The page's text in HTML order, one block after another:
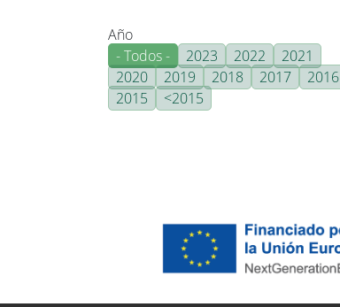
Año
- Todos -
2023 2022
2021
2020
2019 2018 2017
2016
2015
<2015